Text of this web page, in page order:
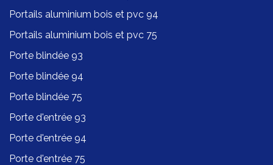
Portails aluminium bois et pvc 94
Portails aluminium bois et pvc 75
Porte blindée 93
Porte blindée 94
Porte blindée 75
Porte d'entrée 93
Porte d'entrée 94
Porte d'entrée 75